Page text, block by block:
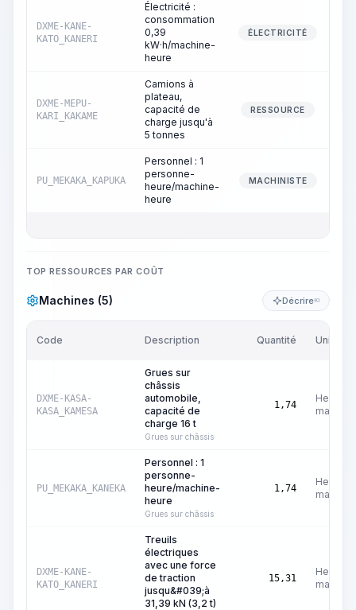
DXME-KANE-
KATO_KANERI
Électricité :
consommation
0,39
kW·h/machine-
heure
ÉLECTRICITÉ
DXME-MEPU-
KARI_KAKAME
Camions à
plateau,
capacité de
charge jusqu'à
5 tonnes
RESSOURCE
PU_MEKAKA_KAPUKA
Personnel : 1
personne-
heure/machine-
heure
MACHINISTE
TOP RESSOURCES PAR COÛT
Machines (5) DécrireKI
Code Description Quantité Unité
DXME-KASA-
KASA_KAMESA
Grues sur
châssis
automobile,
capacité de
charge 16 t
Grues sur châssis
1,74
Heures
machine
PU_MEKAKA_KANEKA
Personnel : 1
personne-
heure/machine-
heure
Grues sur châssis
1,74
Heures
machine
DXME-KANE-
KATO_KANERI
Treuils
électriques
avec une force
de traction
jusqu&#039;à
31,39 kN (3,2 t)
15,31
Heures
machine